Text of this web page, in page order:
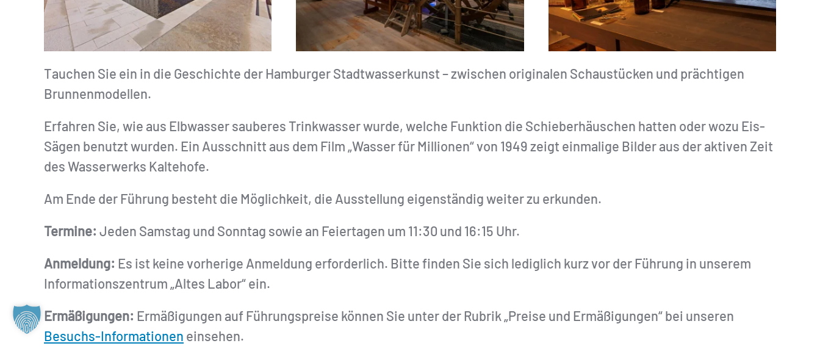
Tauchen Sie ein in die Geschichte der Hamburger Stadtwasserkunst – zwischen originalen Schaustücken und prächtigen
Brunnenmodellen.
Erfahren Sie, wie aus Elbwasser sauberes Trinkwasser wurde, welche Funktion die Schieberhäuschen hatten oder wozu Eis-
Sägen benutzt wurden. Ein Ausschnitt aus dem Film „Wasser für Millionen“ von 1949 zeigt einmalige Bilder aus der aktiven Zeit
des Wasserwerks Kaltehofe.
Am Ende der Führung besteht die Möglichkeit, die Ausstellung eigenständig weiter zu erkunden.
Termine: Jeden Samstag und Sonntag sowie an Feiertagen um 11:30 und 16:15 Uhr.
Anmeldung: Es ist keine vorherige Anmeldung erforderlich. Bitte finden Sie sich lediglich kurz vor der Führung in unserem
Informationszentrum „Altes Labor“ ein.
Ermäßigungen: Ermäßigungen auf Führungspreise können Sie unter der Rubrik „Preise und Ermäßigungen“ bei unseren
Besuchs-Informationen einsehen.